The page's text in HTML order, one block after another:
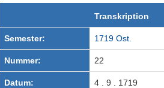
Transkription
Semester: 1719 Ost.
Nummer: 22
Datum: 4 . 9 . 1719